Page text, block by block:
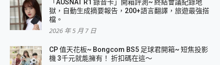
「AUSNAT R1 錄音卡」開箱評測~ 終結會議紀錄地
獄，自動生成摘要報告，200+語言翻譯，旅遊最強搭
檔。
2026 年 5 月 7 日
CP 值天花板~ Bongcom BS5 足球君開箱~ 短焦投影
機 3千元就能擁有！ 折扣碼在這～